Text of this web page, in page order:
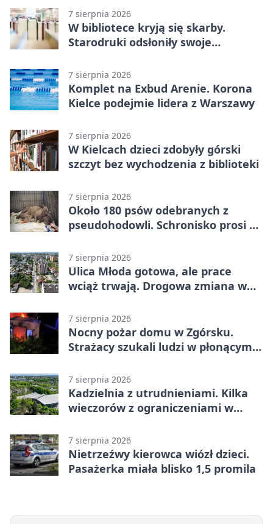
7 sierpnia 2026
W bibliotece kryją się skarby.
Starodruki odsłoniły swoje
7 sierpnia 2026
Komplet na Exbud Arenie. Korona
Kielce podejmie lidera z Warszawy
7 sierpnia 2026
W Kielcach dzieci zdobyły górski
szczyt bez wychodzenia z biblioteki
7 sierpnia 2026
Około 180 psów odebranych z
pseudohodowli. Schronisko prosi o
7 sierpnia 2026
Ulica Młoda gotowa, ale prace
wciąż trwają. Drogowa zmiana w
7 sierpnia 2026
Nocny pożar domu w Zgórsku.
Strażacy szukali ludzi w płonącym
7 sierpnia 2026
Kadzielnia z utrudnieniami. Kilka
wieczorów z ograniczeniami w
7 sierpnia 2026
Nietrzeźwy kierowca wiózł dzieci.
Pasażerka miała blisko 1,5 promila